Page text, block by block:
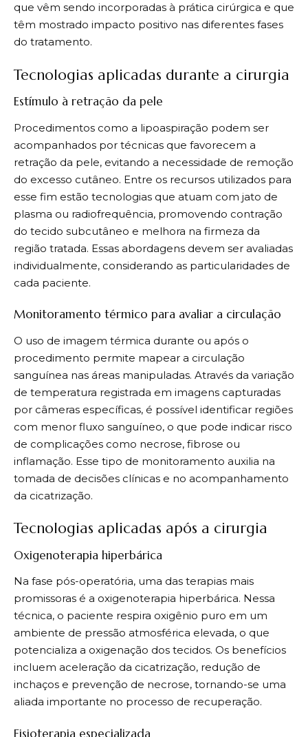
que vêm sendo incorporadas à prática cirúrgica e que
têm mostrado impacto positivo nas diferentes fases
do tratamento.
Tecnologias aplicadas durante a cirurgia
Estímulo à retração da pele
Procedimentos como a lipoaspiração podem ser
acompanhados por técnicas que favorecem a
retração da pele, evitando a necessidade de remoção
do excesso cutâneo. Entre os recursos utilizados para
esse fim estão tecnologias que atuam com jato de
plasma ou radiofrequência, promovendo contração
do tecido subcutâneo e melhora na firmeza da
região tratada. Essas abordagens devem ser avaliadas
individualmente, considerando as particularidades de
cada paciente.
Monitoramento térmico para avaliar a circulação
O uso de imagem térmica durante ou após o
procedimento permite mapear a circulação
sanguínea nas áreas manipuladas. Através da variação
de temperatura registrada em imagens capturadas
por câmeras específicas, é possível identificar regiões
com menor fluxo sanguíneo, o que pode indicar risco
de complicações como necrose, fibrose ou
inflamação. Esse tipo de monitoramento auxilia na
tomada de decisões clínicas e no acompanhamento
da cicatrização.
Tecnologias aplicadas após a cirurgia
Oxigenoterapia hiperbárica
Na fase pós-operatória, uma das terapias mais
promissoras é a oxigenoterapia hiperbárica. Nessa
técnica, o paciente respira oxigênio puro em um
ambiente de pressão atmosférica elevada, o que
potencializa a oxigenação dos tecidos. Os benefícios
incluem aceleração da cicatrização, redução de
inchaços e prevenção de necrose, tornando-se uma
aliada importante no processo de recuperação.
Fisioterapia especializada